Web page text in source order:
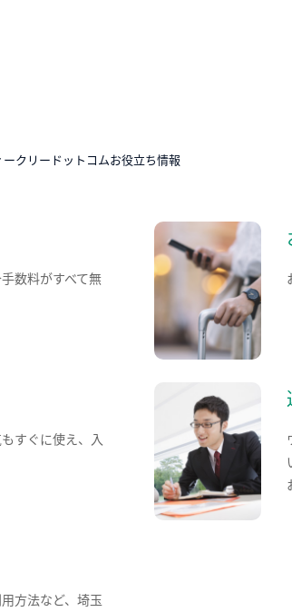
クリードットコムお役立ち情報
数料がすべて無
すぐに使え、入
方法など、埼玉